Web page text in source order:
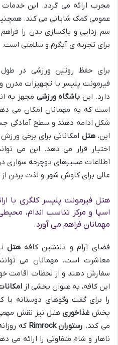
مجرب ارائه می گردد. این خدمات
عمومی کمک شایانی می کند.
سم زدایی و پاکسازی بدن را
برای تجربه ی آبگرم و سلامتی است.
برای حفظ روتین ورزشی در طول
فیرمونت پلیسر با تجهیزات مدرن
دارد. این باشگاه ورزشی مجهز به
است که به مهمانان امکان می
شکل ادامه دهند و سطح آمادگی
این، هتلامکاناتی برای برخی
اختیار قرار می دهد. این می
اطلاعات مسیرهای دوچرخه سواری
عالی برای کاوش شهر و لذت بردن
هتل فیرمونت پلیسر کلگری با
اسپا و مرکز تناسب اندام،
مهمانان فراهم می آورد.
فضای آرام و دلنشین کافه هتل
معاشرت است. مهمانان می
سفارش دهند و از لحظات اقامت
این کافه، به عنوان بخشی از
را برای گفت وگوهای دوستانه یا
بخش غذاخوریهتل نیز نقش مهمی
می کند. رستوران Rimrock
که
ناهار و شام متفاوتی را ارائه می